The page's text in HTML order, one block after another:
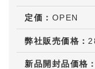
定価： OPEN
弊社販売価格：
新品開封品価格：